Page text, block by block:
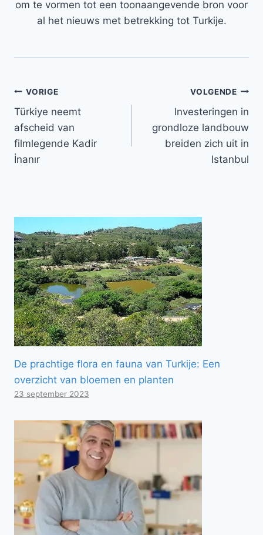
om te vormen tot een toonaangevende bron voor
al het nieuws met betrekking tot Turkije.
Bericht
navigatie
VORIGE
Türkiye neemt
afscheid van
filmlegende Kadir
İnanır
VOLGENDE
Investeringen in
grondloze landbouw
breiden zich uit in
Istanbul
De prachtige flora en fauna van Turkije: Een
overzicht van bloemen en planten
23 september 2023